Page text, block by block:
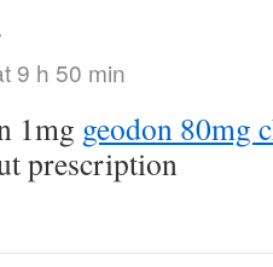
9 h 50 min
1mg geodon 80mg
prescription